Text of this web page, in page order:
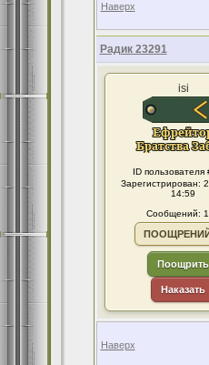
Наверх
Радик 23291
isi
ID пользователя
Зарегистрирован:
14:59
Сообщений:
Поощрить
Наказать
Наверх